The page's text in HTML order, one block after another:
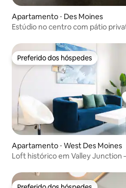
Apartamento ⋅ Des Moines
Estúdio no centro com pátio
Preferido dos hóspedes
Preferido dos hóspedes
Apartamento ⋅ West Des Moines
Loft histórico em Valley Junction